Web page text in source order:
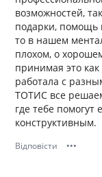
возможностей,
подарки, помощь
то в нашем
плохом, о
принимая это
работала с
ТОТИС все
где тебе
конструктивным.
Відповісти •••